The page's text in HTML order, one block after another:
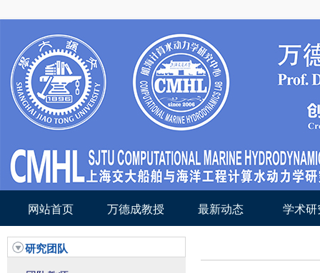
网站首页 万德成教授 最新动态 学术研
研究团队